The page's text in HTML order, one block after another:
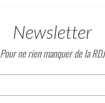
Newsletter
Pour ne rien manquer de la RDJ